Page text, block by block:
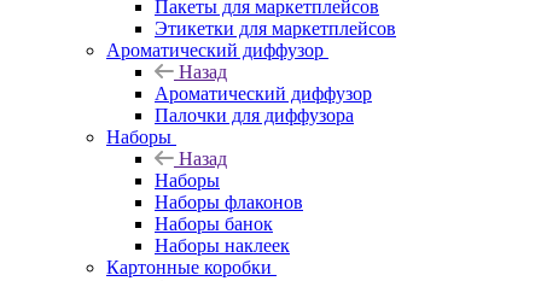
Пакеты для маркетплейсов
Этикетки для маркетплейсов
Ароматический диффузор
Назад
Ароматический диффузор
Палочки для диффузора
Наборы
Назад
Наборы
Наборы флаконов
Наборы банок
Наборы наклеек
Картонные коробки